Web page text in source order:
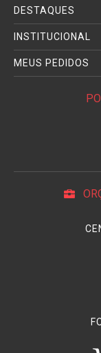
DESTAQUES
INSTITUCIONAL
MEUS PEDIDOS